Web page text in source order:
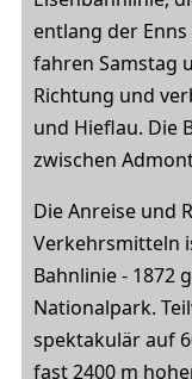
entlang der
fahren Samstag
Richtung und
und Hieflau. Die
zwischen
Die Anreise und
Verkehrsmitteln
Bahnlinie - 1872
Nationalpark.
spektakulär auf
fast 2400 m